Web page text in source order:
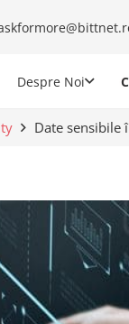
Despre Noi
Date sensibile